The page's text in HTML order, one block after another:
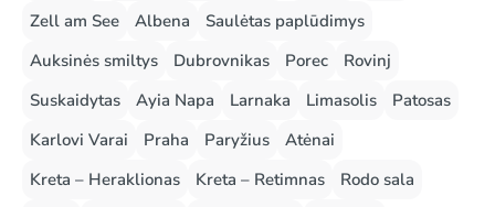
Zell am See
Albena
Saulėtas paplūdimys
Auksinės smiltys
Dubrovnikas Porec
Rovinj
Suskaidytas
Ayia Napa Larnaka Limasolis
Patosas
Karlovi Varai
Praha Paryžius
Atėnai
Kreta – Heraklionas
Kreta – Retimnas
Rodo sala